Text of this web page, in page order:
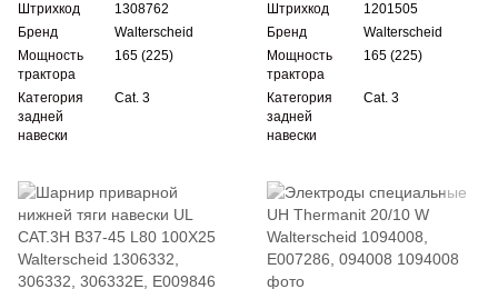
Штрихкод
1308762
Бренд
Walterscheid
Мощность
трактора
165 (225)
Категория
задней
навески
Cat. 3
Штрихкод
1201505
Бренд
Walterscheid
Мощность
трактора
165 (225)
Категория
задней
навески
Cat. 3